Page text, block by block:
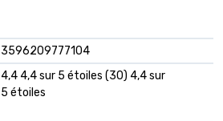
3596209777104
4,4 4,4 sur 5 étoiles (30) 4,4 sur
5 étoiles